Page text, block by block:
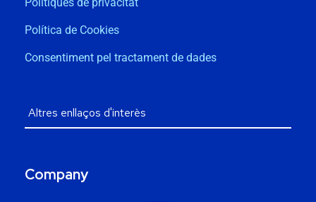
Política de Cookies
Consentiment pel tractament de dades
Company